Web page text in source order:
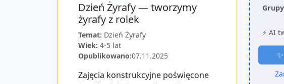
Dzień Żyrafy — tworzymy
żyrafy z rolek
Temat: Dzień Żyrafy
Wiek: 4-5 lat
Opublikowano:07.11.2025
Zajęcia konstrukcyjne poświęcone
⚡ AI